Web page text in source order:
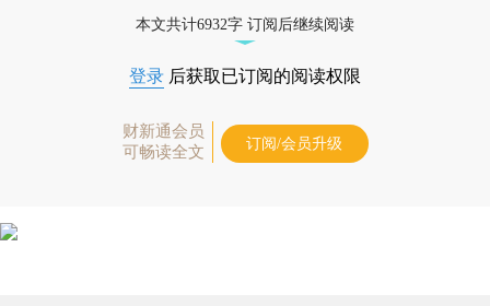
本文共计6932字 订阅后继续阅读
登录 后获取已订阅的阅读权限
财新通会员
可畅读全文
订阅/会员升级